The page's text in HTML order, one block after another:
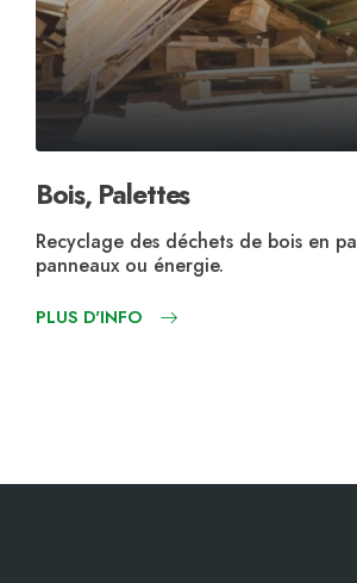
Déchets de Bureaux
Collecte et recyclage des déchets
entreprises et administrations.
PLUS D'INFO